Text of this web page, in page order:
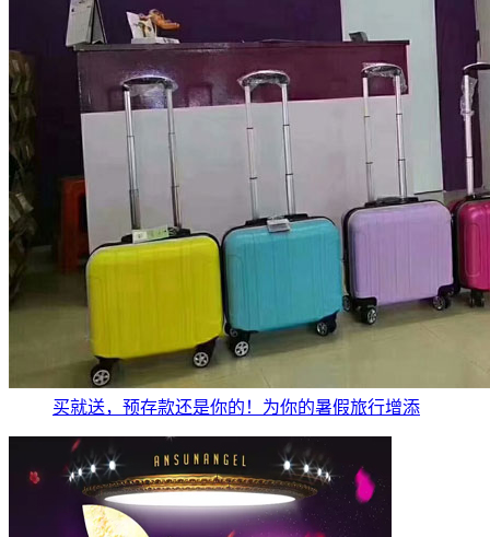
买就送，预存款还是你的！为你的暑假旅行增添